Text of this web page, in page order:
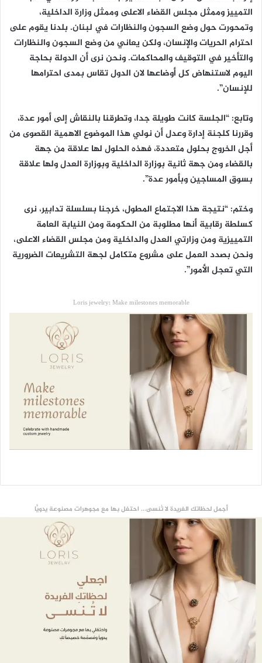
التمييز وممثل مجلس القضاء الاعلى وممثل وزارة الداخلية،
وتمحورت حول وضع السجون والنظارات في لبنان. بلدنا يقوم على
احترام الحريات والإنسان، ولكن يعاني من وضع السجون والنظارات
والتأخير في التوقيف والمحاكمات. ونحن نرى أن الدولة بحاجة
اليوم لاستنهاض كل أوضاعها لان الدول تقاس بمدى احترامها
للإنسان”.
وتابع: “الجلسة كانت طويلة جدا، وتطرقنا بالنقاش إلى أمور عدة،
وقررنا كلجنة إدارة وعدل أن نولي هذا الموضوع الاهمية القصوى من
أجل الخروج بحلول متعددة، فهذه الحلول لها علاقة من جهة
بالقضاء ومن جهة ثانية بوزارة الداخلية وبوزارة العدل ولها علاقة
بسوق المساجين وبأمور عدة”.
وختم: “نتيجة هذا الاجتماع المطول، خرجنا بسلسلة تدابير، نرى
كسلطة رقابية أنها مطلوبة من الحكومة ومن النيابة العامة
التمييزية ومن وزارتي العدل والداخلية ومن مجلس القضاء الاعلى،
ونحن بصدد العمل على مشروع متكامل لجهة التشريعات الضرورية
التي تعجل الأمور”.
Loris jewelry: Make milestones memorable
أجمل لحظاتك الفريدة لا تُنسى... احتفل بها مع مجوهرات مصنوعة يدويًّا